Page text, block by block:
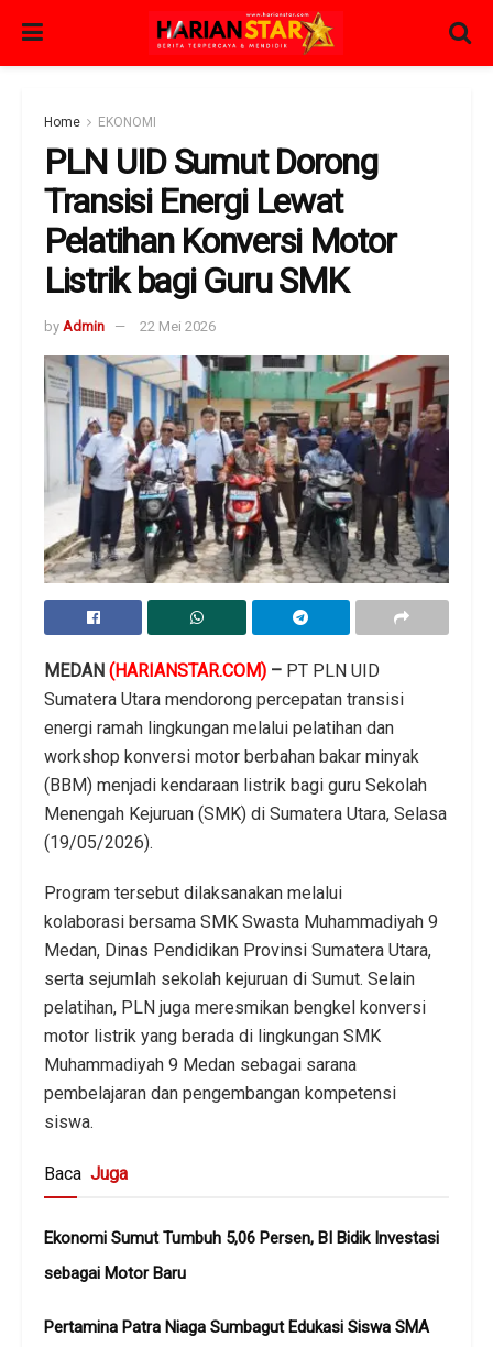
Home EKONOMI
PLN UID Sumut Dorong
Transisi Energi Lewat
Pelatihan Konversi Motor
Listrik bagi Guru SMK
by Admin 22 Mei 2026
MEDAN (HARIANSTAR.COM) – PT PLN UID
Sumatera Utara mendorong percepatan transisi
energi ramah lingkungan melalui pelatihan dan
workshop konversi motor berbahan bakar minyak
(BBM) menjadi kendaraan listrik bagi guru Sekolah
Menengah Kejuruan (SMK) di Sumatera Utara, Selasa
(19/05/2026).
Program tersebut dilaksanakan melalui
kolaborasi bersama SMK Swasta Muhammadiyah 9
Medan, Dinas Pendidikan Provinsi Sumatera Utara,
serta sejumlah sekolah kejuruan di Sumut. Selain
pelatihan, PLN juga meresmikan bengkel konversi
motor listrik yang berada di lingkungan SMK
Muhammadiyah 9 Medan sebagai sarana
pembelajaran dan pengembangan kompetensi
siswa.
Baca Juga
Ekonomi Sumut Tumbuh 5,06 Persen, BI Bidik Investasi
sebagai Motor Baru
Pertamina Patra Niaga Sumbagut Edukasi Siswa SMA